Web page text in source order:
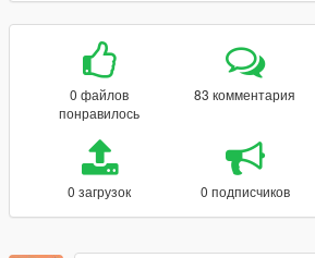
0 файлов
понравилось
83 комментария
0 загрузок 0 подписчиков